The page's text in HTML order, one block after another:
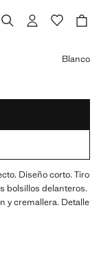
Blanco
Diseño corto. Tiro
bolsillos delanteros.
y cremallera. Detalle